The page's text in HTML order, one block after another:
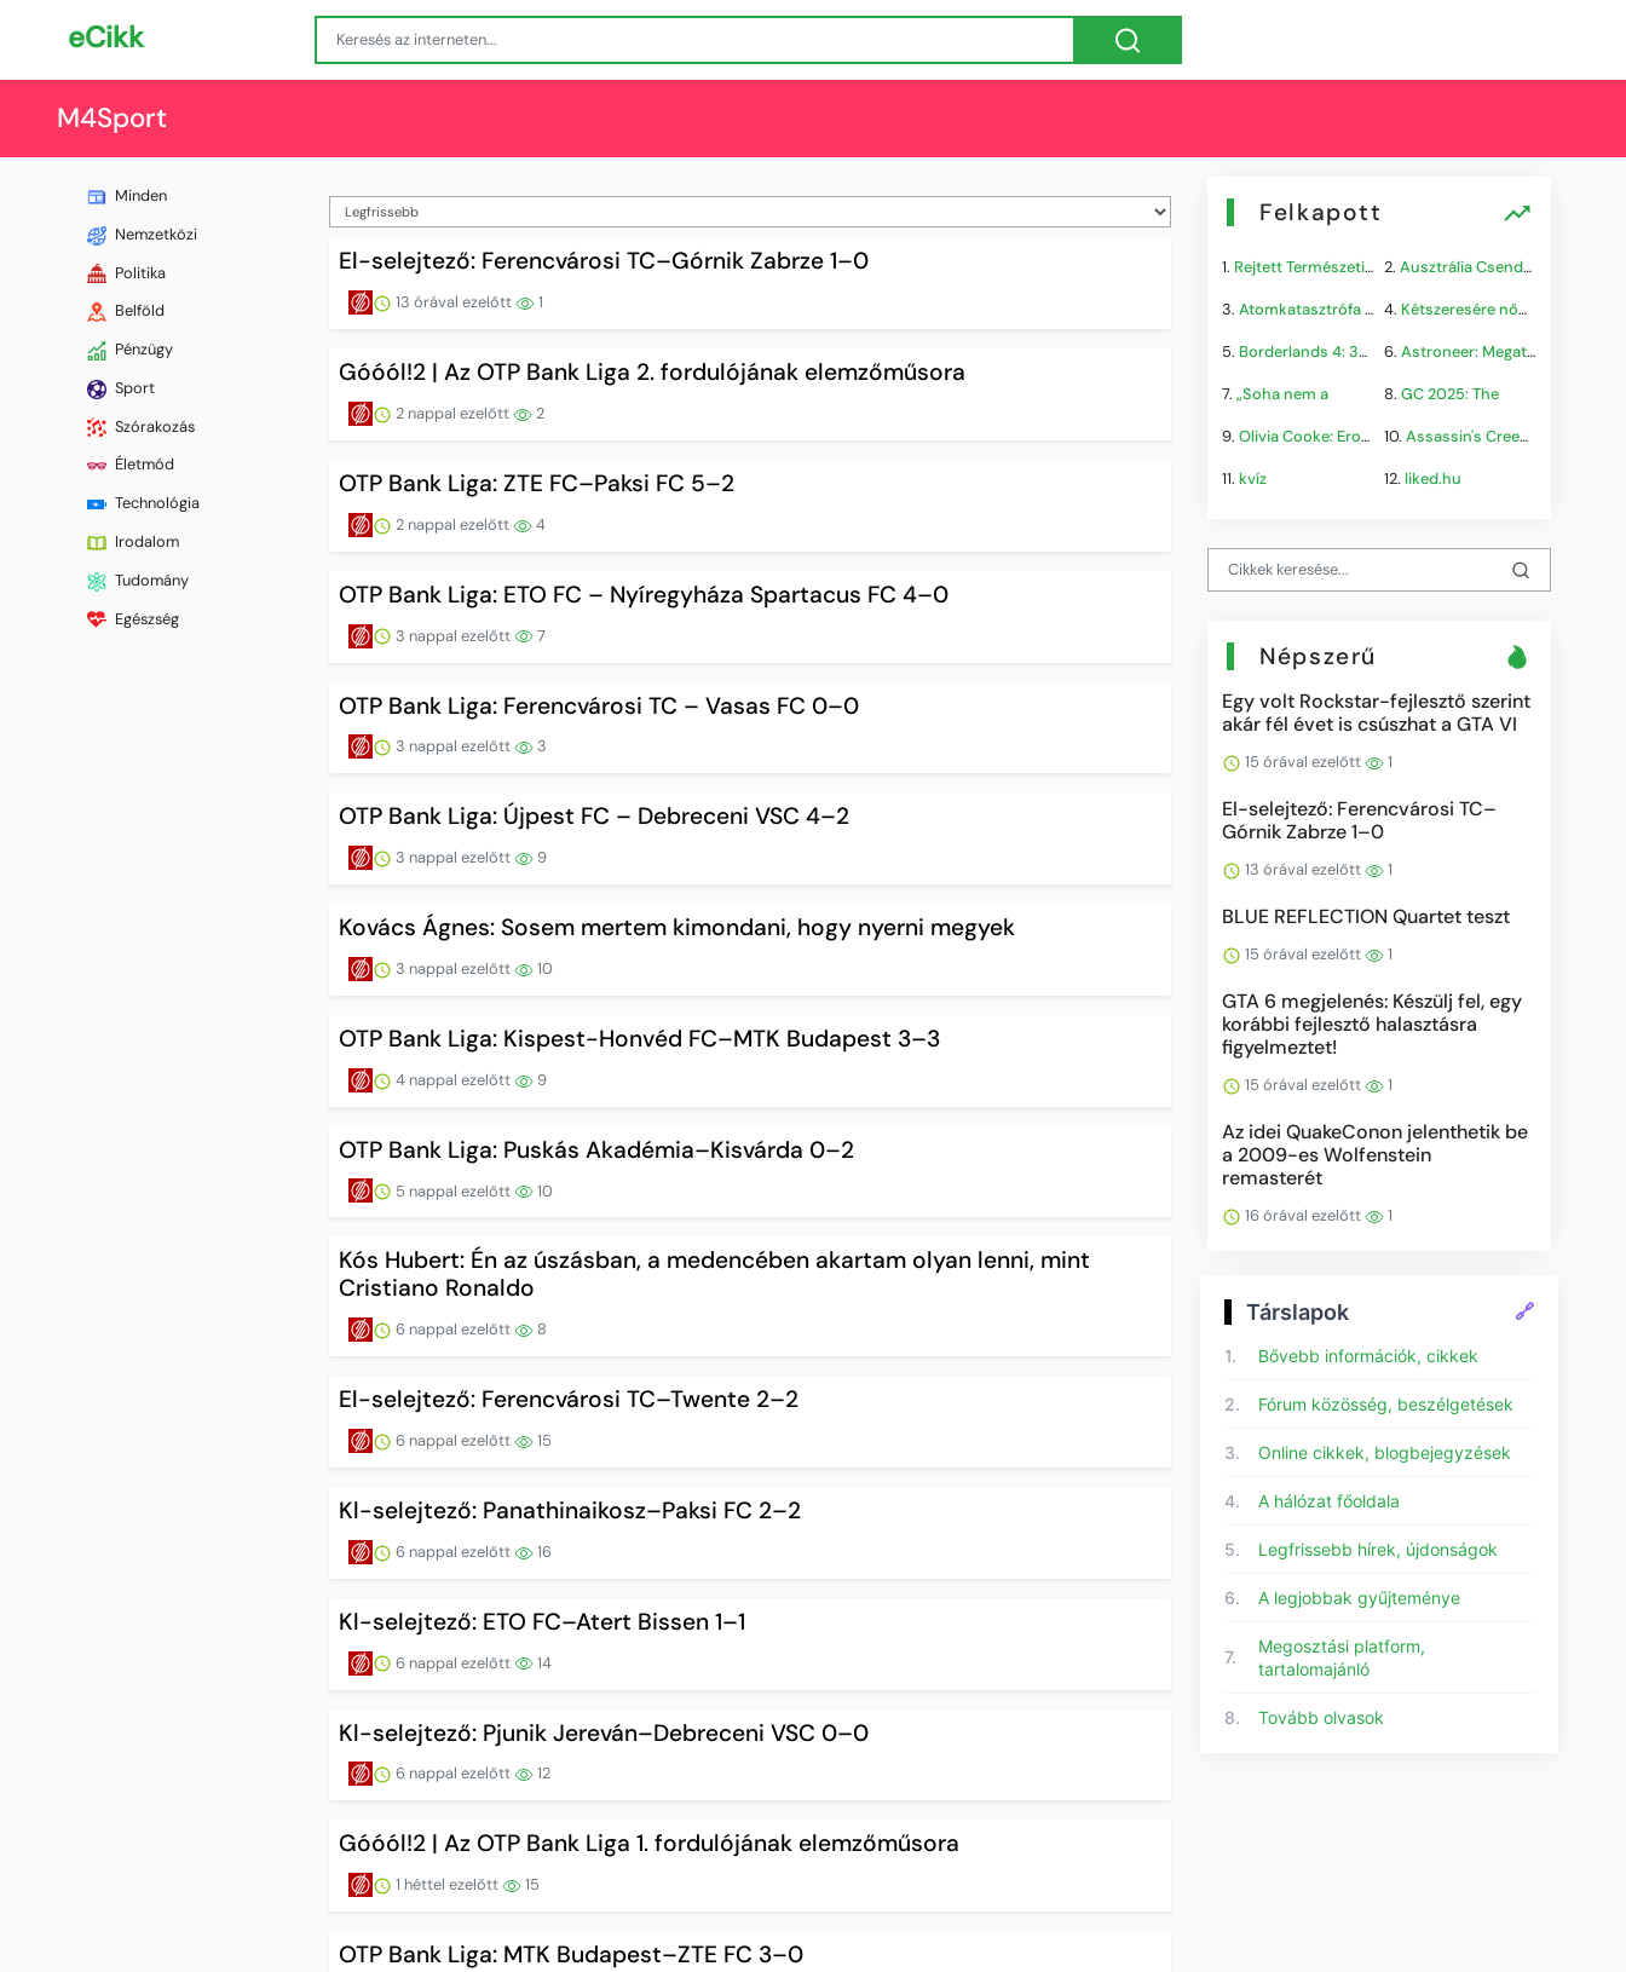
eCikk
M4Sport
Minden
Nemzetközi
Politika
Belföld
Pénzügy
Sport
Szórakozás
Életmód
Technológia
Irodalom
Tudomány
Egészség
El-selejtező: Ferencvárosi TC–Górnik Zabrze 1–0
13 órával ezelőtt 1
Góóól!2 | Az OTP Bank Liga 2. fordulójának elemzőműsora
2 nappal ezelőtt 2
OTP Bank Liga: ZTE FC–Paksi FC 5–2
2 nappal ezelőtt 4
OTP Bank Liga: ETO FC – Nyíregyháza Spartacus FC 4–0
3 nappal ezelőtt 7
OTP Bank Liga: Ferencvárosi TC – Vasas FC 0–0
3 nappal ezelőtt 3
OTP Bank Liga: Újpest FC – Debreceni VSC 4–2
3 nappal ezelőtt 9
Kovács Ágnes: Sosem mertem kimondani, hogy nyerni megyek
3 nappal ezelőtt 10
OTP Bank Liga: Kispest-Honvéd FC–MTK Budapest 3–3
4 nappal ezelőtt 9
OTP Bank Liga: Puskás Akadémia–Kisvárda 0–2
5 nappal ezelőtt 10
Kós Hubert: Én az úszásban, a medencében akartam olyan lenni, mint
Cristiano Ronaldo
6 nappal ezelőtt 8
El-selejtező: Ferencvárosi TC–Twente 2–2
6 nappal ezelőtt 15
Kl-selejtező: Panathinaikosz–Paksi FC 2–2
6 nappal ezelőtt 16
Kl-selejtező: ETO FC–Atert Bissen 1–1
6 nappal ezelőtt 14
Kl-selejtező: Pjunik Jereván–Debreceni VSC 0–0
6 nappal ezelőtt 12
Góóól!2 | Az OTP Bank Liga 1. fordulójának elemzőműsora
1 héttel ezelőtt 15
OTP Bank Liga: MTK Budapest–ZTE FC 3–0
Felkapott
1. Rejtett Természeti Csoda 2. Ausztrália Csendes Összeomlása
3.Atomkatasztrófa 1985: A 4. Kétszeresére nőhet a
5. Borderlands 4: 300.000+ 6. Astroneer: Megatech DLC
7.„Soha nem a 8. GC 2025: The
9.Olivia Cooke: Erotikus 10. Assassin's Creed Shadows
11.kvíz 12. liked.hu
Népszerű
Egy volt Rockstar-fejlesztő szerint
akár fél évet is csúszhat a GTA VI
15 órával ezelőtt 1
El-selejtező: Ferencvárosi TC–
Górnik Zabrze 1–0
13 órával ezelőtt 1
BLUE REFLECTION Quartet teszt
15 órával ezelőtt 1
GTA 6 megjelenés: Készülj fel, egy
korábbi fejlesztő halasztásra
figyelmeztet!
15 órával ezelőtt 1
Az idei QuakeConon jelenthetik be
a 2009-es Wolfenstein
remasterét
16 órával ezelőtt 1
Társlapok 🔗
1. Bővebb információk, cikkek
2. Fórum közösség, beszélgetések
3. Online cikkek, blogbejegyzések
4. A hálózat főoldala
5. Legfrissebb hírek, újdonságok
6. A legjobbak gyűjteménye
7.
Megosztási platform,
tartalomajánló
8. Tovább olvasok